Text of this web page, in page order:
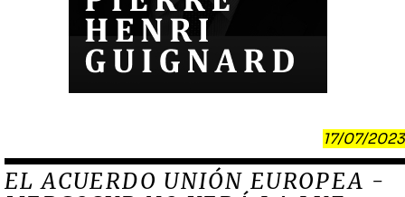
17/07/2023
EL ACUERDO UNIÓN EUROPEA -